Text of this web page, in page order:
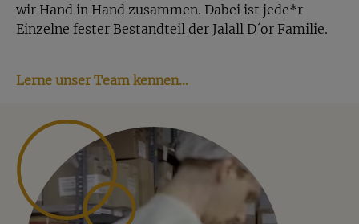
wir Hand in Hand zusammen. Dabei ist jede*r
Einzelne fester Bestandteil der Jalall D´or Familie.
Lerne unser Team kennen…